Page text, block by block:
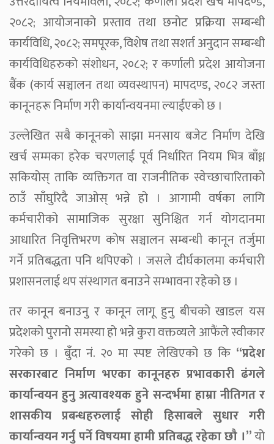
२०८२; आयोजनाको प्रस्ताव तथा छनोट प्रक्रिया सम्बन्धी
कार्यविधि, २०८२; समपूरक, विशेष तथा सशर्त अनुदान सम्बन्धी
कार्यविधिहरुको संशोधन, २०८२; र कर्णाली प्रदेश आयोजना
बैंक (कार्य सञ्चालन तथा व्यवस्थापन) मापदण्ड, २०८२ जस्ता
कानूनहरू निर्माण गरी कार्यान्वयनमा ल्याईएको छ ।
उल्लेखित सबै कानूनको साझा मनसाय बजेट निर्माण देखि
खर्च सम्मका हरेक चरणलाई पूर्व निर्धारित नियम भित्र बाँध्न
सकियोस् ताकि व्यक्तिगत वा राजनीतिक स्वेच्छाचारिताको
ठाउँ साँघुरिदै जाओस् भन्ने हो । आगामी वर्षका लागि
कर्मचारीको सामाजिक सुरक्षा सुनिश्चित गर्न योगदानमा
आधारित निवृत्तिभरण कोष सञ्चालन सम्बन्धी कानून तर्जुमा
गर्ने प्रतिबद्धता पनि थपिएको । जसले दीर्घकालमा कर्मचारी
प्रशासनलाई थप संस्थागत बनाउने सम्भावना रहेको छ ।
तर कानून बनाउनु र कानून लागू हुनु बीचको खाडल यस
प्रदेशको पुरानो समस्या हो भन्ने कुरा वक्तव्यले आफैंले स्वीकार
गरेको छ । बुँदा नं. २० मा स्पष्ट लेखिएको छ कि “प्रदेश
सरकारबाट निर्माण भएका कानूनहरु प्रभावकारी ढंगले
कार्यान्वयन हुनु अत्यावश्यक हुने सन्दर्भमा हाम्रा नीतिगत र
शासकीय प्रबन्धहरुलाई सोही हिसाबले सुधार गरी
कार्यान्वयन गर्नु पर्ने विषयमा हामी प्रतिबद्ध रहेका छौ ।”यो